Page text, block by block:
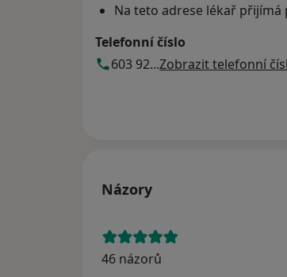
Na teto adrese lékař
Telefonní číslo
603 92...Zobrazit telefonní
Názory
46 názorů